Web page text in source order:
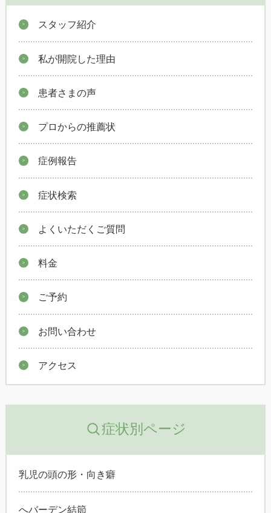
スタッフ紹介
私が開院した理由
患者さまの声
プロからの推薦状
症例報告
症状検索
よくいただくご質問
料金
ご予約
お問い合わせ
アクセス
症状別ページ
乳児の頭の形・向き癖
へバーデン結節